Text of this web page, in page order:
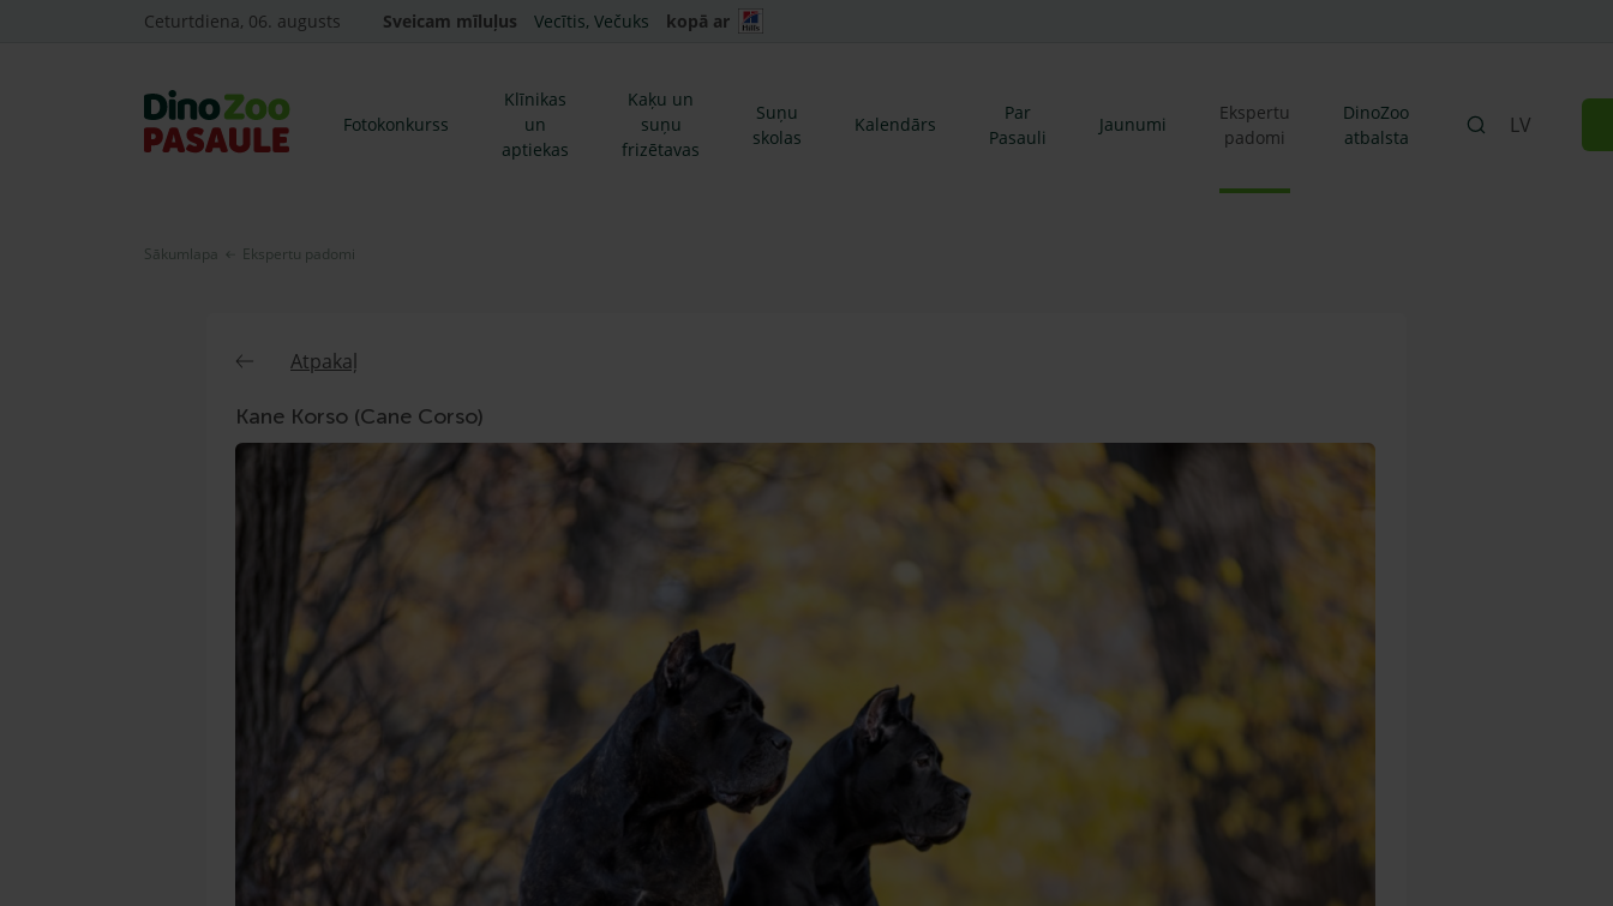
Ceturtdiena, 06. augusts Sveicam mīluļus Vecītis, Večuks kopā ar
Fotokonkurss
Klīnikas
un
aptiekas
Kaķu un
suņu
frizētavas
Suņu
skolas
Kalendārs
Par
Pasauli
Jaunumi
Ekspertu
padomi
DinoZoo
atbalsta
LV
Sākumlapa Ekspertu padomi
Atpakaļ
Kane Korso (Cane Corso)